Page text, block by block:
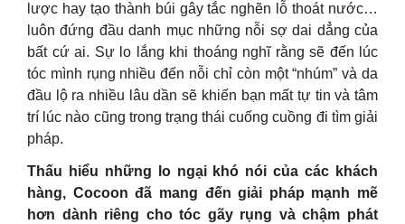
lược hay tạo thành búi gây tắc nghẽn lỗ thoát nước…
luôn đứng đầu danh mục những nỗi sợ dai dẳng của
bất cứ ai. Sự lo lắng khi thoáng nghĩ rằng sẽ đến lúc
tóc mình rụng nhiều đến nỗi chỉ còn một “nhúm” và da
đầu lộ ra nhiều lâu dần sẽ khiến bạn mất tự tin và tâm
trí lúc nào cũng trong trạng thái cuống cuồng đi tìm giải
pháp.
Thấu hiểu những lo ngại khó nói của các khách
hàng, Cocoon đã mang đến giải pháp mạnh mẽ
hơn dành riêng cho tóc gãy rụng và chậm phát